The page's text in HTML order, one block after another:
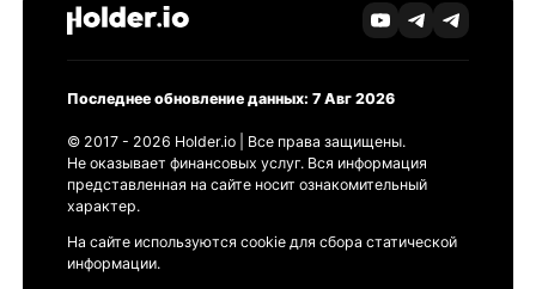
Последнее обновление данных: 7 Авг 2026
© 2017 - 2026 Holder.io | Все права защищены.
Не оказывает финансовых услуг. Вся информация
представленная на сайте носит ознакомительный
характер.
На сайте используются cookie для сбора статической
информации.